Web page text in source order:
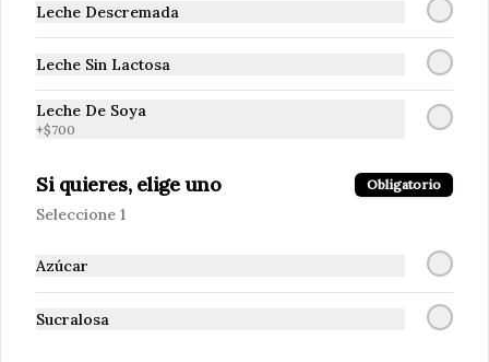
Conócenos
Zona de despacho
Términos y condiciones
Redes sociales
Leche Descremada
Leche Sin Lactosa
Leche De Soya
+$700
Si quieres, elige uno Obligatorio
Seleccione 1
Azúcar
Sucralosa